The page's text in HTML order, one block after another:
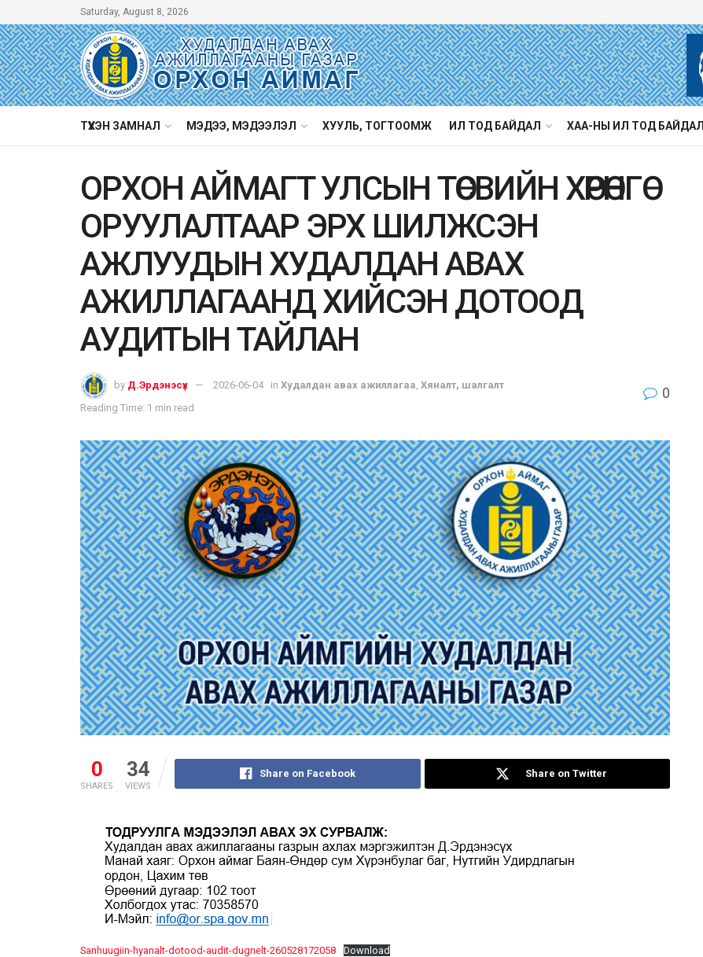
Saturday, August 8, 2026
ТҮҮХЭН ЗАМНАЛ МЭДЭЭ, МЭДЭЭЛЭЛ ХУУЛЬ, ТОГТООМЖ ИЛ ТОД БАЙДАЛ ХАА-НЫ ИЛ ТОД БАЙДАЛ
ОРХОН АЙМАГТ УЛСЫН ТӨСВИЙН ХӨРӨНГӨ
ОРУУЛАЛТААР ЭРХ ШИЛЖСЭН
АЖЛУУДЫН ХУДАЛДАН АВАХ
АЖИЛЛАГААНД ХИЙСЭН ДОТООД
АУДИТЫН ТАЙЛАН
by Д.Эрдэнэсүх 2026-06-04 in Худалдан авах ажиллагаа Хяналт, шалгалт
Reading Time: 1 min read
0
0
SHARES
34
VIEWS
Share on Facebook Share on Twitter
Sanhuugiin-hyanalt-dotood-audit-dugnelt-260528172058 Download